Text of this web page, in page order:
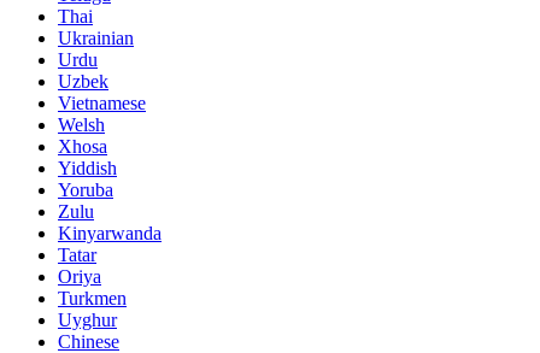
Thai
Ukrainian
Urdu
Uzbek
Vietnamese
Welsh
Xhosa
Yiddish
Yoruba
Zulu
Kinyarwanda
Tatar
Oriya
Turkmen
Uyghur
Chinese